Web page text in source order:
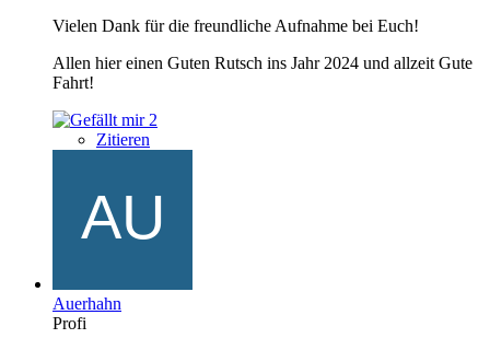
Vielen Dank für die freundliche Aufnahme bei Euch!
Allen hier einen Guten Rutsch ins Jahr 2024 und allzeit Gute
Fahrt!
2
Zitieren
Auerhahn
Profi